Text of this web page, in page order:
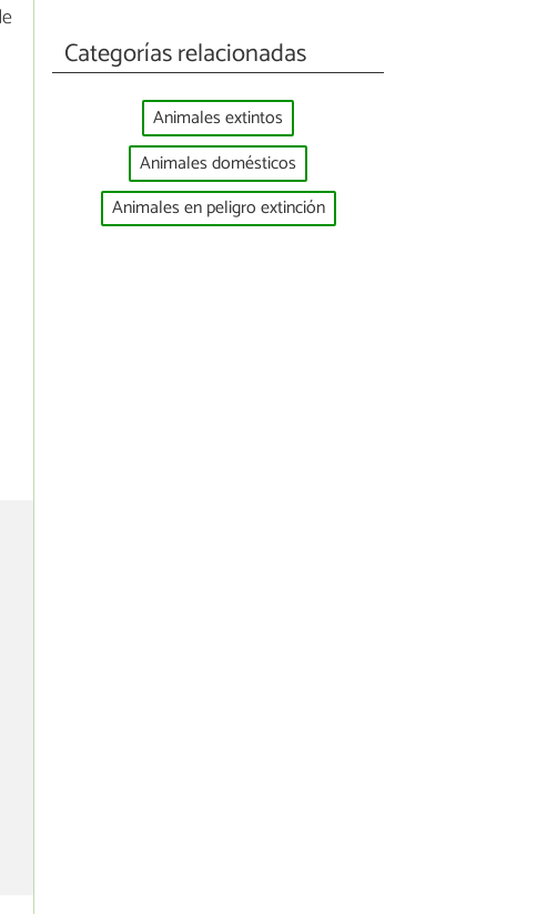
Categorías relacionadas
Animales extintos
Animales domésticos
Animales en peligro extinción